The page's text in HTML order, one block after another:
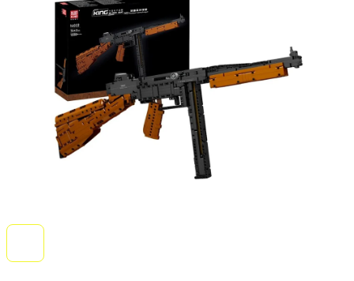
z
5
hvězdiček.